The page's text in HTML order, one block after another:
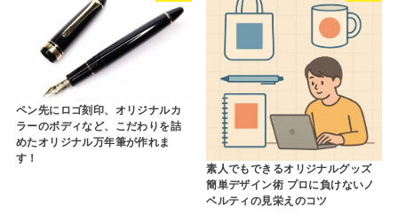
ペン先にロゴ刻印、オリジナルカ
ラーのボディなど、こだわりを詰
めたオリジナル万年筆が作れま
す！
素人でもできるオリジナルグッズ
簡単デザイン術 プロに負けないノ
ベルティの見栄えのコツ